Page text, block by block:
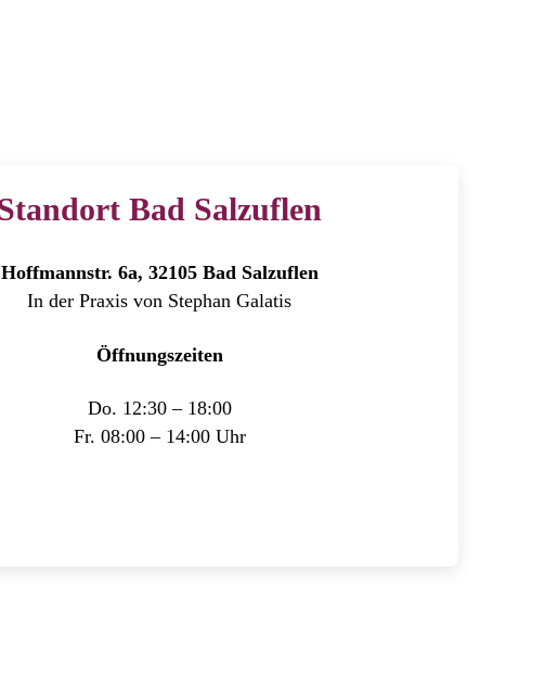
Bad Salzuflen
Hoffmannstr. 6a, 32105 Bad Salzuflen
In der Praxis von Stephan Galatis
Öffnungszeiten
Do. 12:30 – 18:00
Fr. 08:00 – 14:00 Uhr